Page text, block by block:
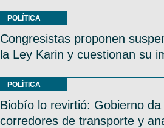
POLÍTICA
Congresistas proponen
la Ley Karin y cuestionan su
POLÍTICA
Biobío lo revirtió: Gobierno
corredores de transporte y